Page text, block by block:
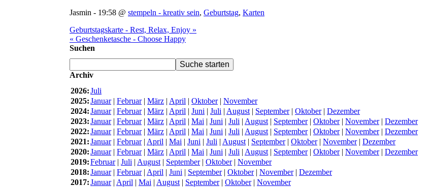
Jasmin - 19:58 @ stempeln - kreativ sein, Geburtstag, Karten
Geburtstagskarte - Rest, Relax, Enjoy »
« Geschenketasche - Choose Happy
Suchen
Archiv
2026:Juli
2025:Januar| Februar| März | April | Oktober| November
2024:Januar| Februar| März | April | Juni | Juli | August | September| Oktober| Dezember
2023:Januar| Februar| März | April | Mai | Juni | Juli | August | September| Oktober| November| Dezember
2022:Januar| Februar| März | April | Mai | Juni | Juli | August | September| Oktober| November| Dezember
2021:Januar| Februar| April | Mai | Juni | Juli | August | September| Oktober| November| Dezember
2020:Januar| Februar| März | April | Mai | Juni | Juli | August | September| Oktober| November| Dezember
2019:Februar| Juli | August | September| Oktober| November
2018:Januar| Februar| April | Juni | September| Oktober| November| Dezember
2017:Januar| April | Mai | August | September| Oktober| November